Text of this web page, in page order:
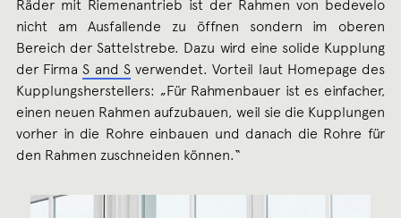
Räder mit Riemenantrieb ist der Rahmen von bedevelo
nicht am Ausfallende zu öffnen sondern im oberen
Bereich der Sattelstrebe. Dazu wird eine solide Kupplung
der FirmaS and Sverwendet. Vorteil laut Homepage des
Kupplungsherstellers: „Für Rahmenbauer ist es einfacher,
einen neuen Rahmen aufzubauen, weil sie die Kupplungen
vorher in die Rohre einbauen und danach die Rohre für
den Rahmen zuschneiden können.“